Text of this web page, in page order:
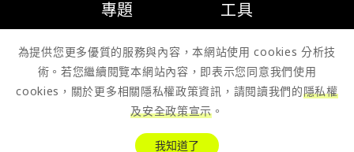
專題
工具
為提供您更多優質的服務與內容，本網站使用 cookies 分析技
術。若您繼續閱覽本網站內容，即表示您同意我們使用
cookies，關於更多相關隱私權政策資訊，請閱讀我們的隱私權
及安全政策宣示 。
我知道了